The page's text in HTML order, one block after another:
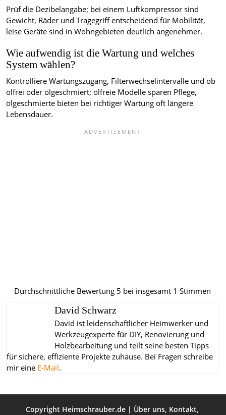
Prüf die Dezibelangabe; bei einem Luftkompressor sind
Gewicht, Räder und Tragegriff entscheidend für Mobilität,
leise Geräte sind in Wohngebieten deutlich angenehmer.
Wie aufwendig ist die Wartung und welches
System wählen?
Kontrolliere Wartungszugang, Filterwechselintervalle und ob
ölfrei oder ölgeschmiert; ölfreie Modelle sparen Pflege,
ölgeschmierte bieten bei richtiger Wartung oft längere
Lebensdauer.
Durchschnittliche Bewertung 5 bei insgesamt 1 Stimmen
David Schwarz
David ist leidenschaftlicher Heimwerker und
Werkzeugexperte für DIY, Renovierung und
Holzbearbeitung und teilt seine besten Tipps
für sichere, effiziente Projekte zuhause. Bei Fragen schreibe
mir eine E-Mail.
Copyright Heimschrauber.de | Über uns, Kontakt,